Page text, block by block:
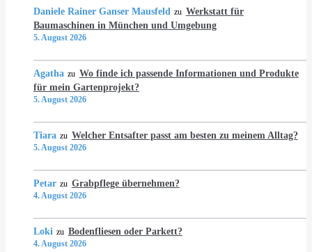
Daniele Rainer Ganser Mausfeld zu Werkstatt für
Baumaschinen in München und Umgebung
5. August 2026
Agatha zu Wo finde ich passende Informationen und Produkte
für mein Gartenprojekt?
5. August 2026
Tiara zu Welcher Entsafter passt am besten zu meinem Alltag?
5. August 2026
Petar zu Grabpflege übernehmen?
4. August 2026
Loki zu Bodenfliesen oder Parkett?
4. August 2026